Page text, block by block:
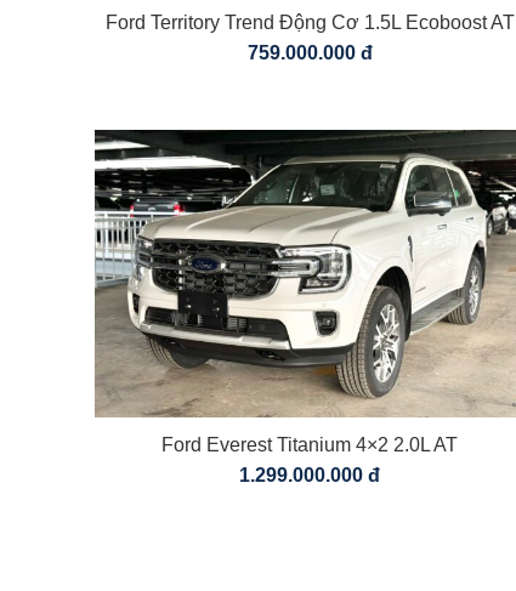
Ford Territory Trend Động Cơ 1.5L Ecoboost AT
759.000.000 đ
Ford Everest Titanium 4×2 2.0L AT
1.299.000.000 đ